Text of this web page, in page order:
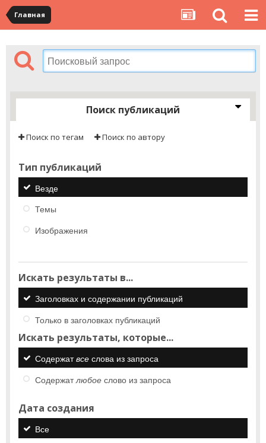
Главная
Поиск публикаций
Поиск по тегам Поиск по автору
Тип публикаций
Везде
Темы
Изображения
Искать результаты в...
Заголовках и содержании публикаций
Только в заголовках публикаций
Искать результаты, которые...
Содержатвсе слова из запроса
Содержатлюбое слово из запроса
Дата создания
Все